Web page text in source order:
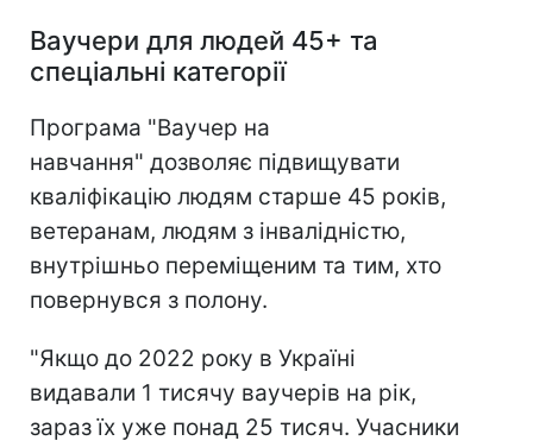
Ваучери для людей 45+ та
спеціальні категорії
Програма "Ваучер на
навчання" дозволяє підвищувати
кваліфікацію людям старше 45 років,
ветеранам, людям з інвалідністю,
внутрішньо переміщеним та тим, хто
повернувся з полону.
"Якщо до 2022 року в Україні
видавали 1 тисячу ваучерів на рік,
зараз їх уже понад 25 тисяч. Учасники